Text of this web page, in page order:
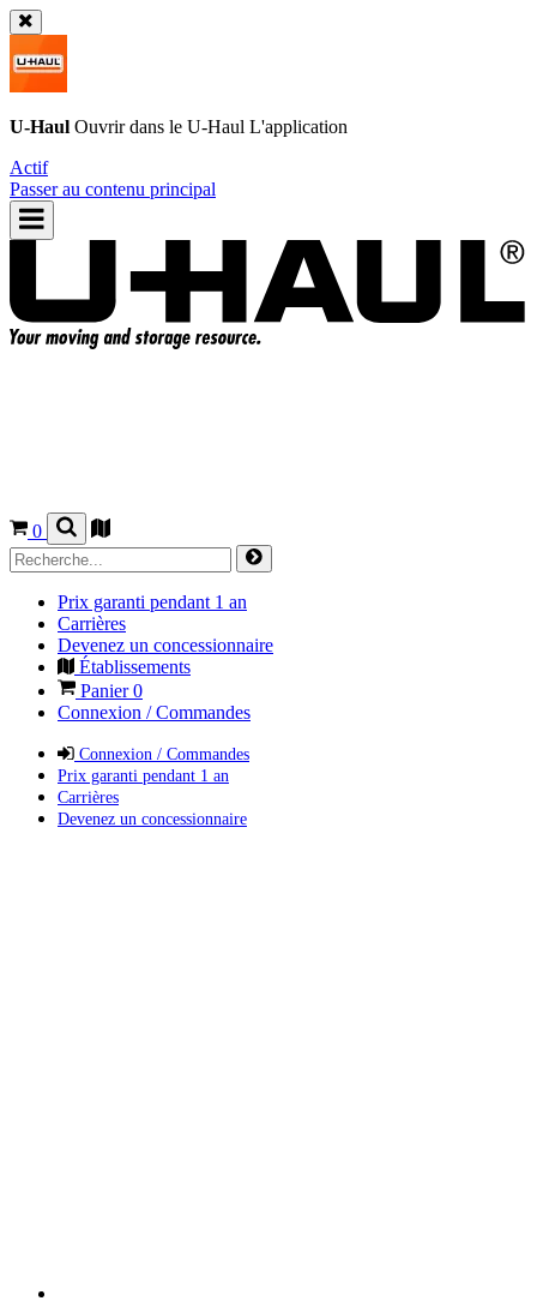
U-Haul Ouvrir dans le U-Haul L'application
Actif
Passer au contenu principal
0
Prix garanti pendant 1 an
Carrières
Devenez un concessionnaire
Établissements
Panier0
Connexion / Commandes
Connexion / Commandes
Prix garanti pendant 1 an
Carrières
Devenez un concessionnaire